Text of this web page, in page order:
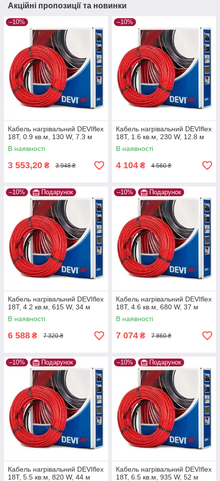
Акційні пропозиції та новинки
–10%
Кабель нагрівальний DEVIflex
18Т, 0.9 кв.м, 130 W, 7.3 м
В наявності
3 553,20 ₴ 3 948 ₴
–10%
Кабель нагрівальний DEVIflex
18Т, 1.6 кв.м, 230 W, 12.8 м
В наявності
4 104 ₴ 4 560 ₴
–10% Подарунок
Кабель нагрівальний DEVIflex
18Т, 4.2 кв.м, 615 W, 34 м
В наявності
6 588 ₴ 7 320 ₴
–10% Подарунок
Кабель нагрівальний DEVIflex
18Т, 4.6 кв.м, 680 W, 37 м
В наявності
7 074 ₴ 7 860 ₴
–10% Подарунок
Кабель нагрівальний DEVIflex
18Т, 5.5 кв.м, 820 W, 44 м
–10% Подарунок
Кабель нагрівальний DEVIflex
18Т, 6.5 кв.м, 935 W, 52 м